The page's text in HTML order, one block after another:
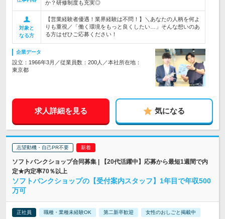
か？研修制度も充実◎
対象と
なる方
【営業経験者優遇！業界経験は不問！】＼あなたの人柄を何よ
りも重視／「働く環境をもっと良くしたい…」そんな想いのあ
る方はぜひご応募ください！
企業データ
設立：1966年3月／従業員数：200人／本社所在地：
東京都
求人詳細を見る 気になる
志望動機・自己PR不要
ソフトバンクショップ合同募集 | 【20代活躍中】応募から最短1週間で内
定★内定率70％以上
ソフトバンクショップの【受付案内スタッフ】1年目で年収500
万可
正社員 職種・業種未経験OK 第二新卒歓迎 女性のおしごと掲載中